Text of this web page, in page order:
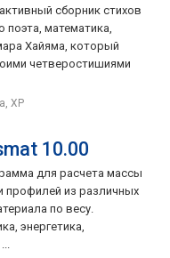
сборник стихов
математика,
Хайяма, который
четверостишиями
XP
10.00
для расчета массы
профилей из различных
по весу.
энергетика,